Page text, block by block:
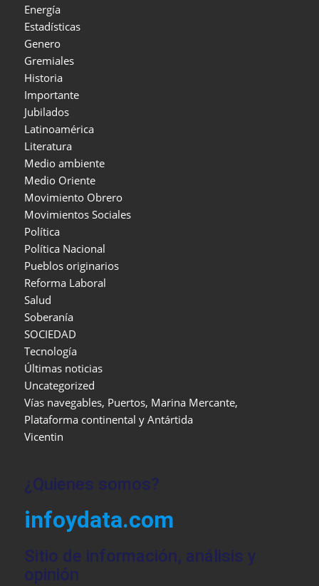
Energía
Estadísticas
Genero
Gremiales
Historia
Importante
Jubilados
Latinoamérica
Literatura
Medio ambiente
Medio Oriente
Movimiento Obrero
Movimientos Sociales
Política
Política Nacional
Pueblos originarios
Reforma Laboral
Salud
Soberanía
SOCIEDAD
Tecnología
Últimas noticias
Uncategorized
Vías navegables, Puertos, Marina Mercante,
Plataforma continental y Antártida
Vicentin
¿Quienes somos?
infoydata.com
Sitio de información, análisis y
opinión